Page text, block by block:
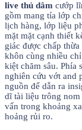
live thủ dâm cướp
gồm mang tía lớp
lịch hàng, lớp liệu
mặt mặt cạnh thiết
giác được chấp
khôn cùng nhiều
kiệt chăm sâu.
nghiên cứu vớt and
nguồn để dẫn ra
dĩ tài liệu trông
vấn trong khoảng
hoảng rủi ro.